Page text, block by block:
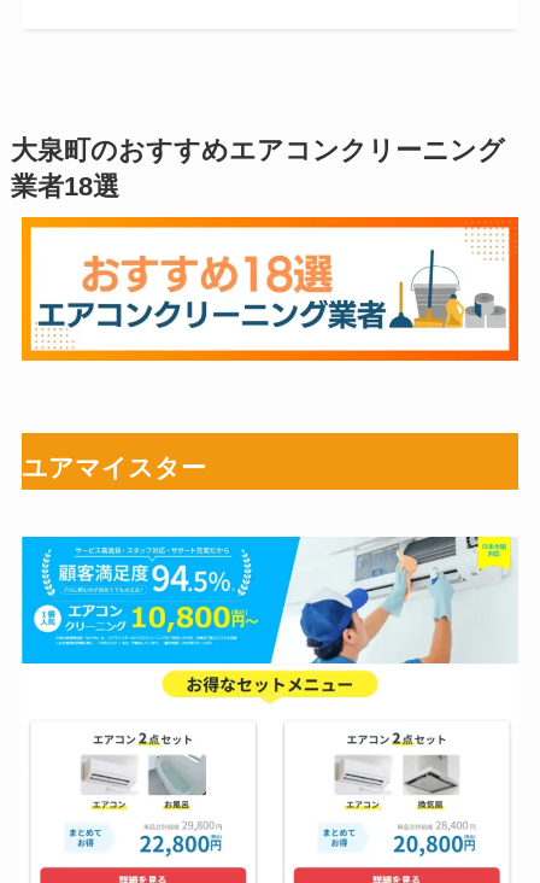
大泉町のおすすめエアコンクリーニング
業者18選
ユアマイスター